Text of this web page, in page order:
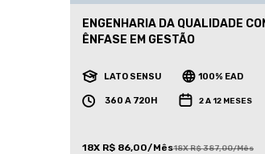
ENGENHARIA DA QUALIDADE
ÊNFASE EM GESTÃO
LATO SENSU 100% EAD
360 A 720H 2 A 12 MESES
18X R$ 86,00/Mês18X R$ 387,00/Mês